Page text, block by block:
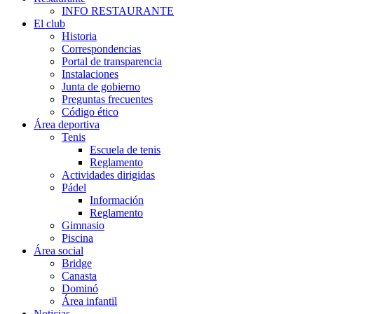
INFO RESTAURANTE
El club
Historia
Correspondencias
Portal de transparencia
Instalaciones
Junta de gobierno
Preguntas frecuentes
Código ético
Área deportiva
Tenis
Escuela de tenis
Reglamento
Actividades dirigidas
Pádel
Información
Reglamento
Gimnasio
Piscina
Área social
Bridge
Canasta
Dominó
Área infantil